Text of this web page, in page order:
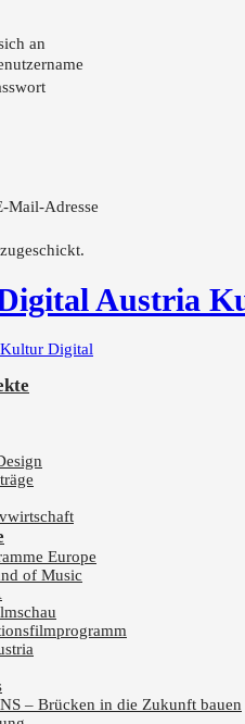
an
Mail-Adresse
Austria
Europe
of Music
– Brücken in die Zukunft bauen